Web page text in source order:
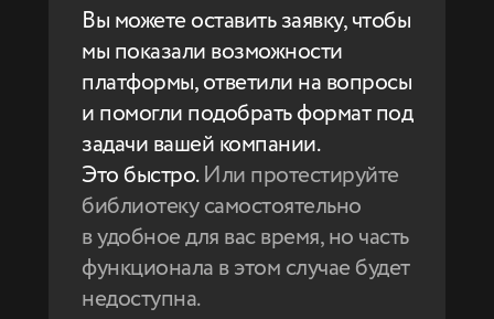
Вы можете оставить заявку, чтобы
мы показали возможности
платформы, ответили на вопросы
и помогли подобрать формат под
задачи вашей компании.
Это быстро.Илипротестируйте
библиотеку самостоятельно
в удобное для вас время, но часть
функционала в этом случае будет
недоступна.